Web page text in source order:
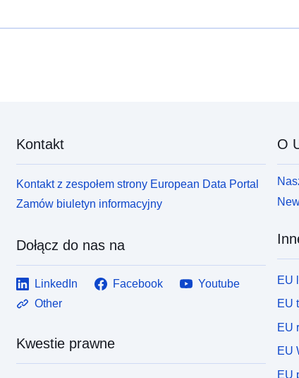
Kontakt
Kontakt z zespołem strony European Data Portal
Zamów biuletyn informacyjny
Dołącz do nas na
LinkedIn Facebook
Youtube
Other
Kwestie prawne
O
EU
EU
EU
EU
EU